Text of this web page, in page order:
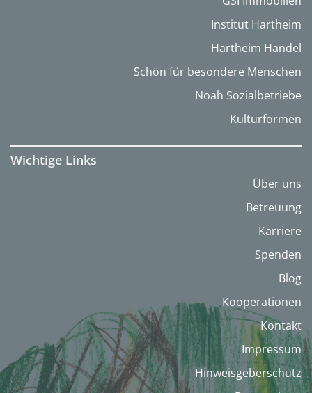
Institut Hartheim
Hartheim Handel
Schön für besondere Menschen
Noah Sozialbetriebe
Kulturformen
Wichtige Links
Über uns
Betreuung
Karriere
Spenden
Blog
Kooperationen
Kontakt
Impressum
Hinweisgeberschutz